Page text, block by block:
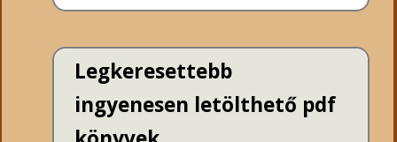
Legkeresettebb
ingyenesen letölthető pdf